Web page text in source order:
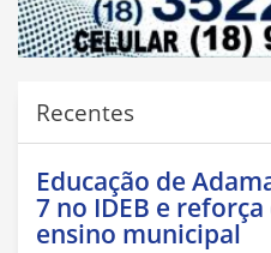
Recentes
Educação de
7 no IDEB e
ensino municipal